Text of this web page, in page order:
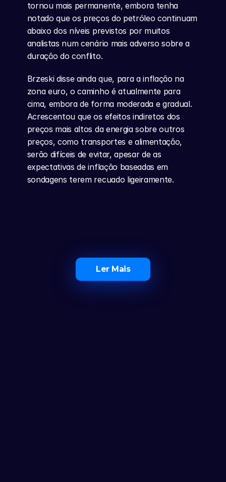
tornou mais permanente, embora tenha
notado que os preços do petróleo continuam
abaixo dos níveis previstos por muitos
analistas num cenário mais adverso sobre a
duração do conflito.
Brzeski disse ainda que, para a inflação na
zona euro, o caminho é atualmente para
cima, embora de forma moderada e gradual.
Acrescentou que os efeitos indiretos dos
preços mais altos da energia sobre outros
preços, como transportes e alimentação,
serão difíceis de evitar, apesar de as
expectativas de inflação baseadas em
sondagens terem recuado ligeiramente.
Ler Mais